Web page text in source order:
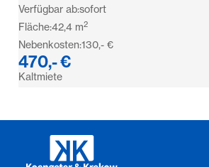
Verfügbar ab:sofort
Fläche:42,4 m2
Nebenkosten:130,- €
470,- €
Kaltmiete